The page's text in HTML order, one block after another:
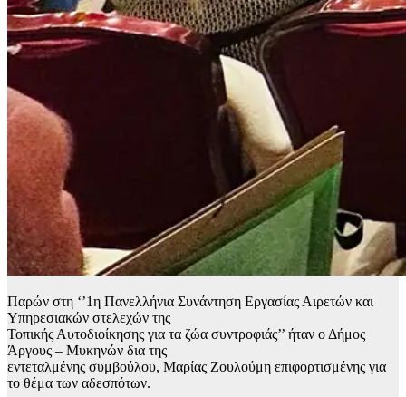
Παρών στη ‘’1η Πανελλήνια Συνάντηση Εργασίας Αιρετών και
Υπηρεσιακών στελεχών της
Τοπικής Αυτοδιοίκησης για τα ζώα συντροφιάς’’ ήταν ο Δήμος
Άργους – Μυκηνών δια της
εντεταλμένης συμβούλου, Μαρίας Ζουλούμη επιφορτισμένης για
το θέμα των αδεσπότων.